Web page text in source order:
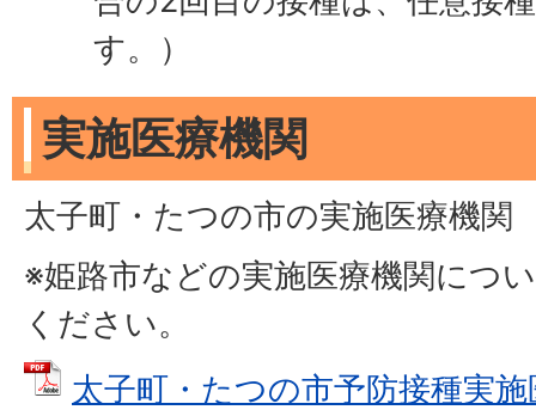
す。）
実施医療機関
太子町・たつの市の実施医療機関
※姫路市などの実施医療機関につ
ください。
太子町・たつの市予防接種実